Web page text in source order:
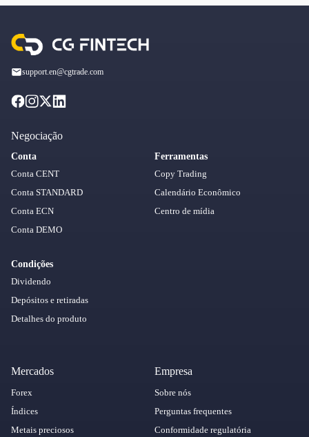
support.en@cgtrade.com
Negociação
Conta
Conta CENT
Conta STANDARD
Conta ECN
Conta DEMO
Condições
Dividendo
Depósitos e retiradas
Detalhes do produto
Ferramentas
Copy Trading
Calendário Econômico
Centro de mídia
Mercados
Forex
Índices
Metais preciosos
Empresa
Sobre nós
Perguntas frequentes
Conformidade regulatória